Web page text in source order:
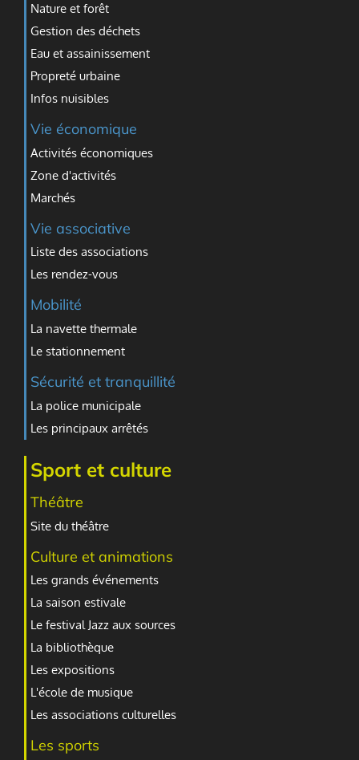
Nature et forêt
Gestion des déchets
Eau et assainissement
Propreté urbaine
Infos nuisibles
Vie économique
Activités économiques
Zone d'activités
Marchés
Vie associative
Liste des associations
Les rendez-vous
Mobilité
La navette thermale
Le stationnement
Sécurité et tranquillité
La police municipale
Les principaux arrêtés
Sport et culture
Théâtre
Site du théâtre
Culture et animations
Les grands événements
La saison estivale
Le festival Jazz aux sources
La bibliothèque
Les expositions
L'école de musique
Les associations culturelles
Les sports